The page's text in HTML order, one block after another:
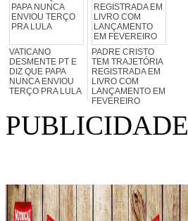
VATICANO
DESMENTE PT E
DIZ QUE PAPA
NUNCA ENVIOU
TERÇO PRA LULA
PADRE CRISTO
TEM TRAJETÓRIA
REGISTRADA EM
LIVRO COM
LANÇAMENTO EM
FEVEREIRO
PUBLICIDADE